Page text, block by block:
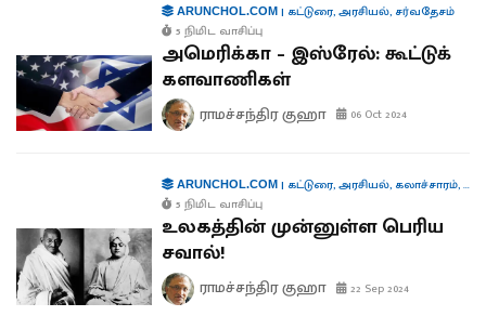
ARUNCHOL.COM| கட்டுரை,அரசியல், சர்வதேசம்
5 நிமிட வாசிப்பு
அமெரிக்கா – இஸ்ரேல்: கூட்டுக்
களவாணிகள்
ராமச்சந்திர குஹா 06 Oct 2024
ARUNCHOL.COM| கட்டுரை,அரசியல், கலாச்சாரம்,
5 நிமிட வாசிப்பு
உலகத்தின் முன்னுள்ள பெரிய
சவால்!
ராமச்சந்திர குஹா 22 Sep 2024